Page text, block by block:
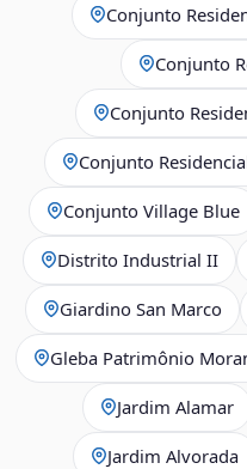
Conjunto
Conjunto
Conjunto
Conjunto
Conjunto Village Blue
Distrito Industrial II
Giardino San Marco
Gleba Patrimônio
Jardim Alamar
Jardim Alvorada